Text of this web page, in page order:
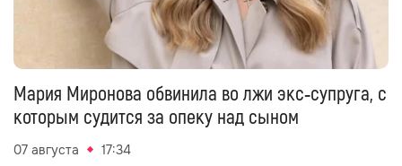
Мария Миронова обвинила во лжи экс‑супруга, с
которым судится за опеку над сыном
07 августа 17:34